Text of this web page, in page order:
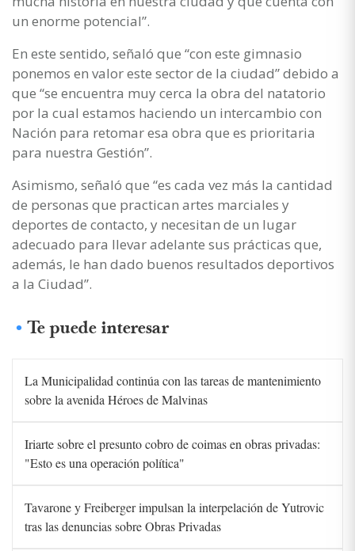
un enorme potencial”.
En este sentido, señaló que “con este gimnasio
ponemos en valor este sector de la ciudad” debido a
que “se encuentra muy cerca la obra del natatorio
por la cual estamos haciendo un intercambio con
Nación para retomar esa obra que es prioritaria
para nuestra Gestión”.
Asimismo, señaló que “es cada vez más la cantidad
de personas que practican artes marciales y
deportes de contacto, y necesitan de un lugar
adecuado para llevar adelante sus prácticas que,
además, le han dado buenos resultados deportivos
a la Ciudad”.
Te puede interesar
La Municipalidad continúa con las tareas de mantenimiento
sobre la avenida Héroes de Malvinas
Iriarte sobre el presunto cobro de coimas en obras privadas:
"Esto es una operación política"
Tavarone y Freiberger impulsan la interpelación de Yutrovic
tras las denuncias sobre Obras Privadas